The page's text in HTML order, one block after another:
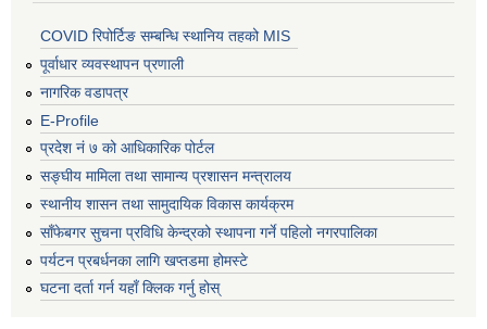
COVID रिपोर्टिङ सम्बन्धि स्थानिय तहको MIS
पूर्वाधार व्यवस्थापन प्रणाली
नागरिक वडापत्र
E-Profile
प्रदेश नं ७ को आधिकारिक पोर्टल
सङ्घीय मामिला तथा सामान्य प्रशासन मन्त्रालय
स्थानीय शासन तथा सामुदायिक विकास कार्यक्रम
साँफेबगर सुचना प्रविधि केन्द्रको स्थापना गर्ने पहिलो नगरपालिका
पर्यटन प्रबर्धनका लागि खप्तडमा होमस्टे
घटना दर्ता गर्न यहाँ क्लिक गर्नु होस्